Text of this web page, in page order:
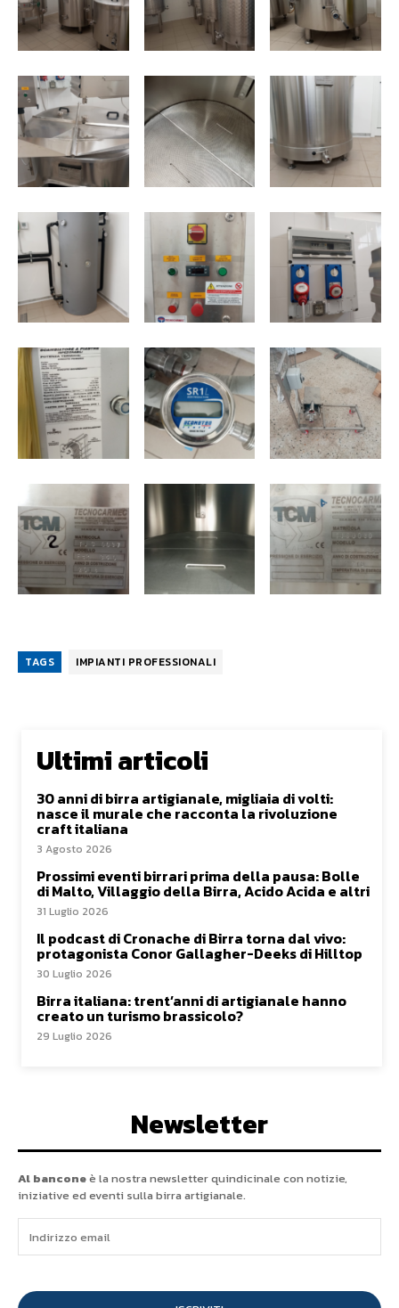
TAGS IMPIANTI PROFESSIONALI
Ultimi articoli
30 anni di birra artigianale, migliaia di volti:
nasce il murale che racconta la rivoluzione
craft italiana
3 Agosto 2026
Prossimi eventi birrari prima della pausa: Bolle
di Malto, Villaggio della Birra, Acido Acida e altri
31 Luglio 2026
Il podcast di Cronache di Birra torna dal vivo:
protagonista Conor Gallagher-Deeks di Hilltop
30 Luglio 2026
Birra italiana: trent’anni di artigianale hanno
creato un turismo brassicolo?
29 Luglio 2026
Newsletter
Al banconeè la nostra newsletter quindicinale con notizie,
iniziative ed eventi sulla birra artigianale.